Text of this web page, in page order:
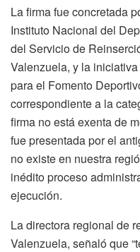
La firma fue concretada
Instituto Nacional del
del Servicio de
Valenzuela, y la
para el Fomento
correspondiente a la
firma no está exenta de
fue presentada por el
no existe en nuestra
inédito proceso
ejecución.
La directora regional de
Valenzuela, señaló que